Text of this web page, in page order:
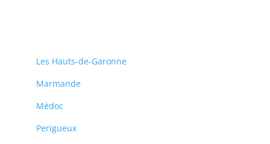
Les Hauts-de-Garonne
Marmande
Médoc
Perigueux